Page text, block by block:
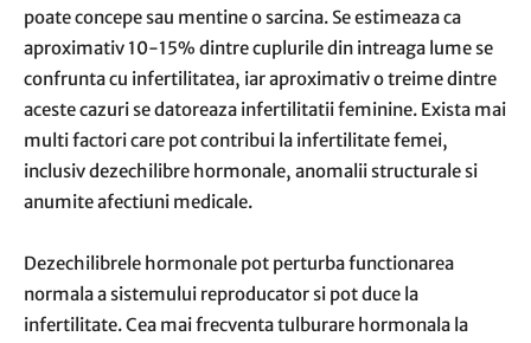
poate concepe sau mentine o sarcina. Se estimeaza ca
aproximativ 10-15% dintre cuplurile din intreaga lume se
confrunta cu infertilitatea, iar aproximativ o treime dintre
aceste cazuri se datoreaza infertilitatii feminine. Exista mai
multi factori care pot contribui la infertilitate femei,
inclusiv dezechilibre hormonale, anomalii structurale si
anumite afectiuni medicale.
Dezechilibrele hormonale pot perturba functionarea
normala a sistemului reproducator si pot duce la
infertilitate. Cea mai frecventa tulburare hormonala la